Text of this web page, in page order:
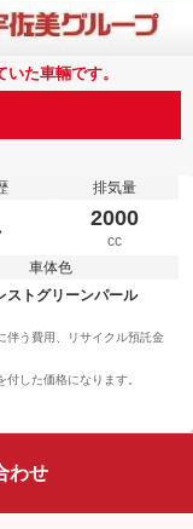
た車輛です。
排気量
2000
cc
車体色
ストグリーンパール
伴う費用、リサイクル預託金
した価格になります。
わせ